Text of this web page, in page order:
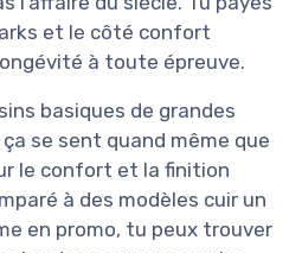
et le côté confort
à toute épreuve.
basiques de grandes
se sent quand même que
le confort et la finition
à des modèles cuir un
en promo, tu peux trouver